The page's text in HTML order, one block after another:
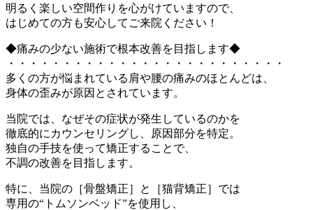
明るく楽しい空間作りを心がけていますので、
はじめての方も安心してご来院ください！
◆痛みの少ない施術で根本改善を目指します◆
・・・・・・・・・・・・・・・・・・・・・・・・・
多くの方が悩まれている肩や腰の痛みのほとんどは、
身体の歪みが原因とされています。
当院では、なぜその症状が発生しているのかを
徹底的にカウンセリングし、原因部分を特定。
独自の手技を使って矯正することで、
不調の改善を目指します。
特に、当院の［骨盤矯正］と［猫背矯正］では
専用の“トムソンベッド”を使用し、